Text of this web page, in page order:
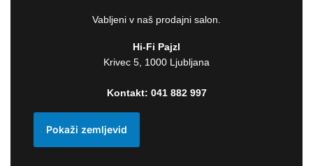
Vabljeni v naš prodajni salon.
Hi-Fi Pajzl
Krivec 5, 1000 Ljubljana
Kontakt: 041 882 997
Pokaži zemljevid